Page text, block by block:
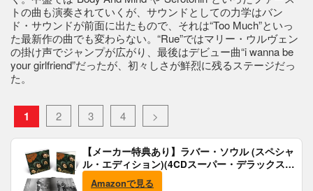
トの曲も演奏されていくが、サウンドとしての力学はバン
ド・サウンドが前面に出たもので、それは“Too Much”といっ
た最新作の曲でも変わらない。“Rue”ではマリー・ウルヴェン
の掛け声でジャンプが広がり、最後はデビュー曲“i wanna be
your girlfriend”だったが、初々しさが鮮烈に残るステージだっ
た。
1 2 3 4 >
【メーカー特典あり】ラバー・ソウル (スペシャ
ル・エディション)(4CDスーパー・デラックス)
(完全生産限定盤)(SHM-CD)(特典:B2ポスター付)
Amazonで見る